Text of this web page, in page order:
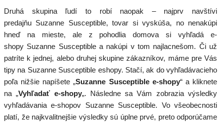
Druhá skupina ľudí to robí naopak – najprv navštívi
predajňu Suzanne Susceptible, tovar si vyskúša, no nenakúpi
hneď na mieste, ale z pohodlia domova si vyhľadá e-
shopy Suzanne Susceptible a nakúpi v tom najlacnešom. Či už
patríte k jednej, alebo druhej skupine zákazníkov, máme pre Vás
tipy na Suzanne Susceptible eshopy. Stačí, ak do vyhľadávacieho
poľa nižšie napíšete „Suzanne Susceptible e-shopy“ a kliknete
na „Vyhľadať e-shopy„. Následne sa Vám zobrazia výsledky
vyhľadávania e-shopov Suzanne Susceptible. Vo všeobecnosti
platí, že najkvalitnejšie výsledky sú úplne prvé, preto odporúčame